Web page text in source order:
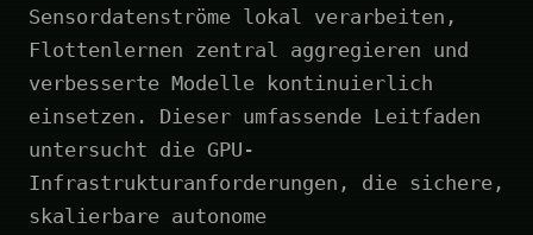
Sensordatenströme lokal verarbeiten,
Flottenlernen zentral aggregieren und
verbesserte Modelle kontinuierlich
einsetzen. Dieser umfassende Leitfaden
untersucht die GPU-
Infrastrukturanforderungen, die sichere,
skalierbare autonome